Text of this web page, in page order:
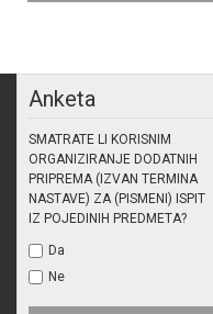
Anketa
SMATRATE LI KORISNIM
ORGANIZIRANJE DODATNIH
PRIPREMA (IZVAN TERMINA
NASTAVE) ZA (PISMENI) ISPIT
IZ POJEDINIH PREDMETA?
Da
Ne